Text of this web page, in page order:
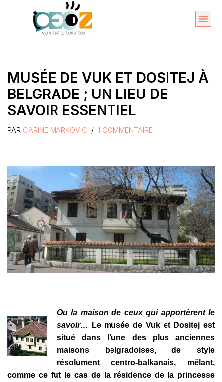
MUSÉE DE VUK ET DOSITEJ À
BELGRADE ; UN LIEU DE
SAVOIR ESSENTIEL
PAR CARINE MARKOVIC 1 COMMENTAIRE
Ou la maison de ceux qui apportèrent le
savoir…
Le musée de Vuk et Dositej est
situé dans l’une des plus anciennes
maisons belgradoises, de style
résolument centro-balkanais, mêlant,
comme ce fut le cas de la résidence de la princesse